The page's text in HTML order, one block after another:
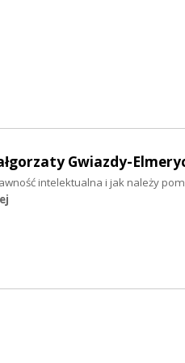
Gwiazdy-
intelektualna i jak należy